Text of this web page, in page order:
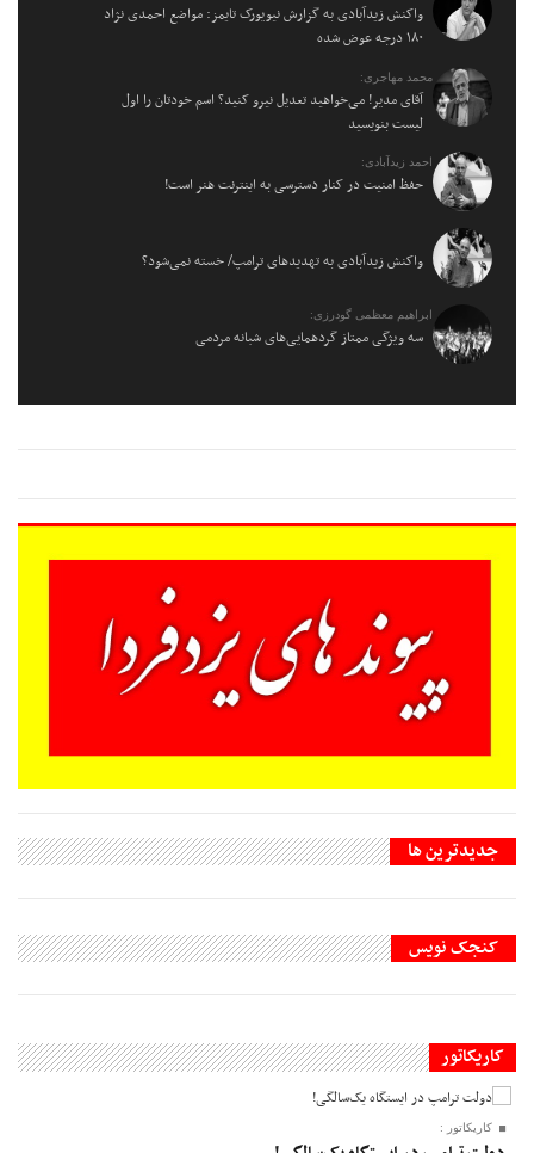
واکنش زیدآبادی به گزارش نیویورک تایمز: مواضع احمدی نژاد
۱۸۰ درجه عوض شده
محمد مهاجری:
آقای مدیر! می‌خواهید تعدیل نیرو کنید؟ اسم خودتان را اول
لیست بنویسید
احمد زیدآبادی:
حفظ امنیت در کنار دسترسی به اینترنت هنر است!
واکنش زیدآبادی به تهدیدهای ترامپ/ خسته نمی‌شود؟
ابراهیم معظمی گودرزی:
سه ویژگی ممتاز گردهمایی‌های شبانه مردمی
جديدترين ها
کنجک نویس
کاریکاتور
کاریکاتور :